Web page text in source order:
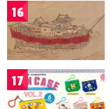
16
17